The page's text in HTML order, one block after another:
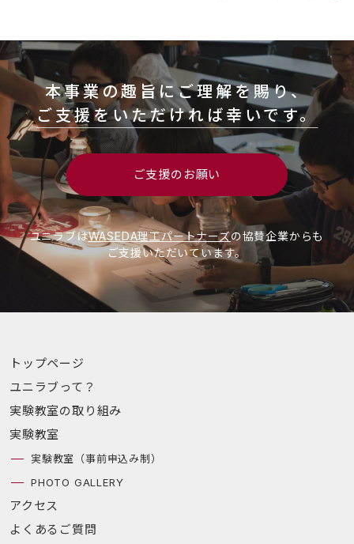
本事業の趣旨にご理解を賜り、
ご支援をいただければ幸いです。
ご支援のお願い
ユニラブはWASEDA理工パートナーズの協賛企業からも
ご支援いただいています。
トップページ
ユニラブって？
実験教室の取り組み
実験教室
実験教室（事前申込み制）
PHOTO GALLERY
アクセス
よくあるご質問